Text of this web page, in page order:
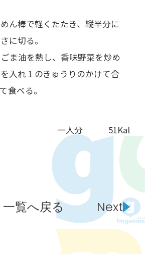
ん棒で軽くたたき、縦半分に
に切る。
ま油を熱し、香味野菜を炒め
入れ１のきゅうりのかけて合
食べる。
一人分 51Kal
一覧へ戻る Next